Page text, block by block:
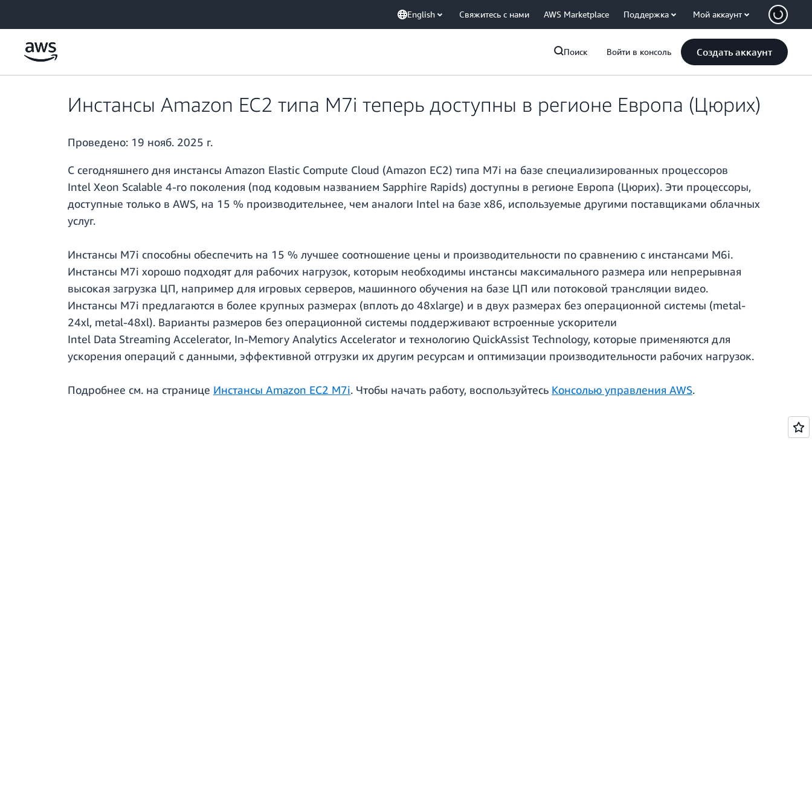
English Свяжитесь с нами AWS Marketplace Поддержка Мой аккаунт
Поиск Войти в консоль Создать аккаунт
Инстансы Amazon EC2 типа M7i теперь доступны в регионе Европа (Цюрих)
Проведено: 19 нояб. 2025 г.
С сегодняшнего дня инстансы Amazon Elastic Compute Cloud (Amazon EC2) типа M7i на базе специализированных процессоров
Intel Xeon Scalable 4-го поколения (под кодовым названием Sapphire Rapids) доступны в регионе Европа (Цюрих). Эти процессоры,
доступные только в AWS, на 15 % производительнее, чем аналоги Intel на базе x86, используемые другими поставщиками облачных
услуг.
Инстансы M7i способны обеспечить на 15 % лучшее соотношение цены и производительности по сравнению с инстансами M6i.
Инстансы M7i хорошо подходят для рабочих нагрузок, которым необходимы инстансы максимального размера или непрерывная
высокая загрузка ЦП, например для игровых серверов, машинного обучения на базе ЦП или потоковой трансляции видео.
Инстансы M7i предлагаются в более крупных размерах (вплоть до 48xlarge) и в двух размерах без операционной системы (metal-
24xl, metal-48xl). Варианты размеров без операционной системы поддерживают встроенные ускорители
Intel Data Streaming Accelerator, In-Memory Analytics Accelerator и технологию QuickAssist Technology, которые применяются для
ускорения операций с данными, эффективной отгрузки их другим ресурсам и оптимизации производительности рабочих нагрузок.
Подробнее см. на странице Инстансы Amazon EC2 M7i. Чтобы начать работу, воспользуйтесь Консолью управления AWS.